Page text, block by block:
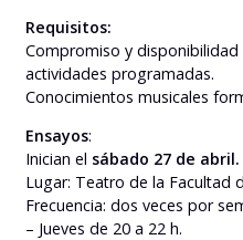
Requisitos:
Compromiso y
actividades programadas.
Conocimientos musicales
Ensayos:
Inician el sábado 27 de abril.
Lugar: Teatro de la Facultad
Frecuencia: dos veces por
– Jueves de 20 a 22 h.